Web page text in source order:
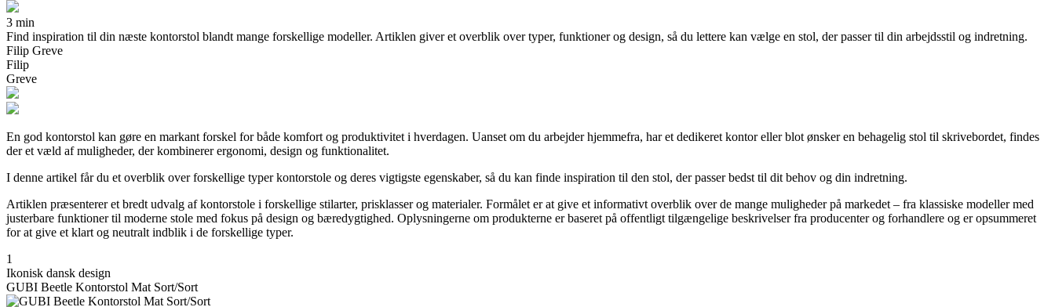
3 min
Find inspiration til din næste kontorstol blandt mange forskellige modeller. Artiklen giver et overblik over typer, funktioner og design, så du lettere kan vælge en stol, der passer til din arbejdsstil og indretning.
Filip Greve
Filip
Greve
En god kontorstol kan gøre en markant forskel for både komfort og produktivitet i hverdagen. Uanset om du arbejder hjemmefra, har et dedikeret kontor eller blot ønsker en behagelig stol til skrivebordet, findes
der et væld af muligheder, der kombinerer ergonomi, design og funktionalitet.
I denne artikel får du et overblik over forskellige typer kontorstole og deres vigtigste egenskaber, så du kan finde inspiration til den stol, der passer bedst til dit behov og din indretning.
Artiklen præsenterer et bredt udvalg af kontorstole i forskellige stilarter, prisklasser og materialer. Formålet er at give et informativt overblik over de mange muligheder på markedet – fra klassiske modeller med
justerbare funktioner til moderne stole med fokus på design og bæredygtighed. Oplysningerne om produkterne er baseret på offentligt tilgængelige beskrivelser fra producenter og forhandlere og er opsummeret
for at give et klart og neutralt indblik i de forskellige typer.
1
Ikonisk dansk design
GUBI Beetle Kontorstol Mat Sort/Sort